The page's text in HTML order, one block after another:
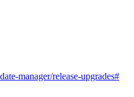
manager/release-upgrades#